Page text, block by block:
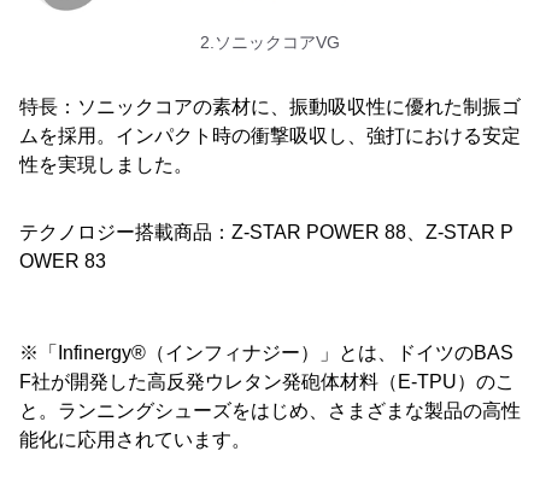
2.ソニックコアVG
特長：ソニックコアの素材に、振動吸収性に優れた制振ゴ
ムを採用。インパクト時の衝撃吸収し、強打における安定
性を実現しました。
テクノロジー搭載商品：Z-STAR POWER 88、Z-STAR P
OWER 83
※「Infinergy®（インフィナジー）」とは、ドイツのBAS
F社が開発した高反発ウレタン発砲体材料（E-TPU）のこ
と。ランニングシューズをはじめ、さまざまな製品の高性
能化に応用されています。